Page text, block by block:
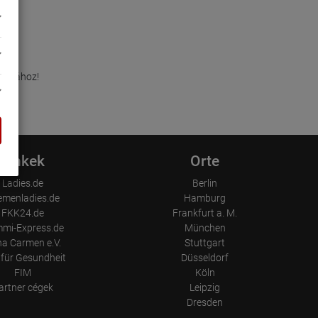
Linkek
Ladies.de
FKK24.de
Express.de
Carmen e.V.
Gesundheit
FIM
cégek
Orte
Berlin
Hamburg
Frankfurt a. M.
München
Stuttgart
Düsseldorf
Köln
Leipzig
Dresden